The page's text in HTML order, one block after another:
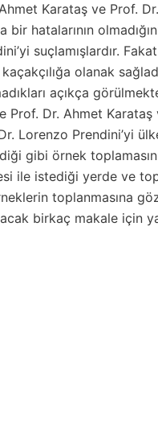
Karataş ve Prof.
bir hatalarının
suçlamışlardır. Fakat
olanak
açıkça
Prof. Dr. Ahmet Karataş
Lorenzo Prendini’yi
gibi örnek
ile istediği yerde ve
toplanmasına
birkaç makale için